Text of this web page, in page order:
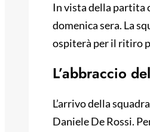
In vista della partita
domenica sera. La
ospiterà per il ritiro
L’abbraccio
L’arrivo della
Daniele De Rossi.